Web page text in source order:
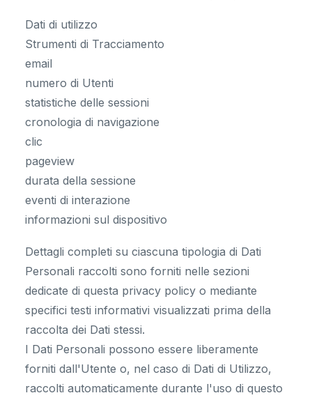
Dati di utilizzo
Strumenti di Tracciamento
email
numero di Utenti
statistiche delle sessioni
cronologia di navigazione
clic
pageview
durata della sessione
eventi di interazione
informazioni sul dispositivo
Dettagli completi su ciascuna tipologia di Dati
Personali raccolti sono forniti nelle sezioni
dedicate di questa privacy policy o mediante
specifici testi informativi visualizzati prima della
raccolta dei Dati stessi.
I Dati Personali possono essere liberamente
forniti dall'Utente o, nel caso di Dati di Utilizzo,
raccolti automaticamente durante l'uso di questo